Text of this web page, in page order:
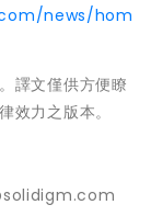
news/hom
譯文僅供方便瞭
效力之版本。